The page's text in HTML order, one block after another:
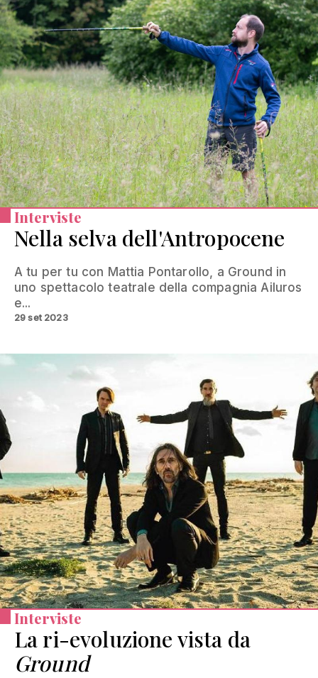
Interviste
Nella selva dell'Antropocene
A tu per tu con Mattia Pontarollo, a Ground in
uno spettacolo teatrale della compagnia Ailuros
e...
29 set 2023
Interviste
La ri-evoluzione vista da
Ground